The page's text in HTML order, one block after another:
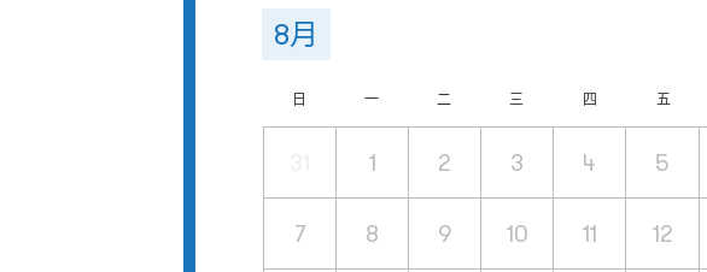
8月
日 一 二 三 四 五
1 2 3 4 5
7 8 9 10 11 12